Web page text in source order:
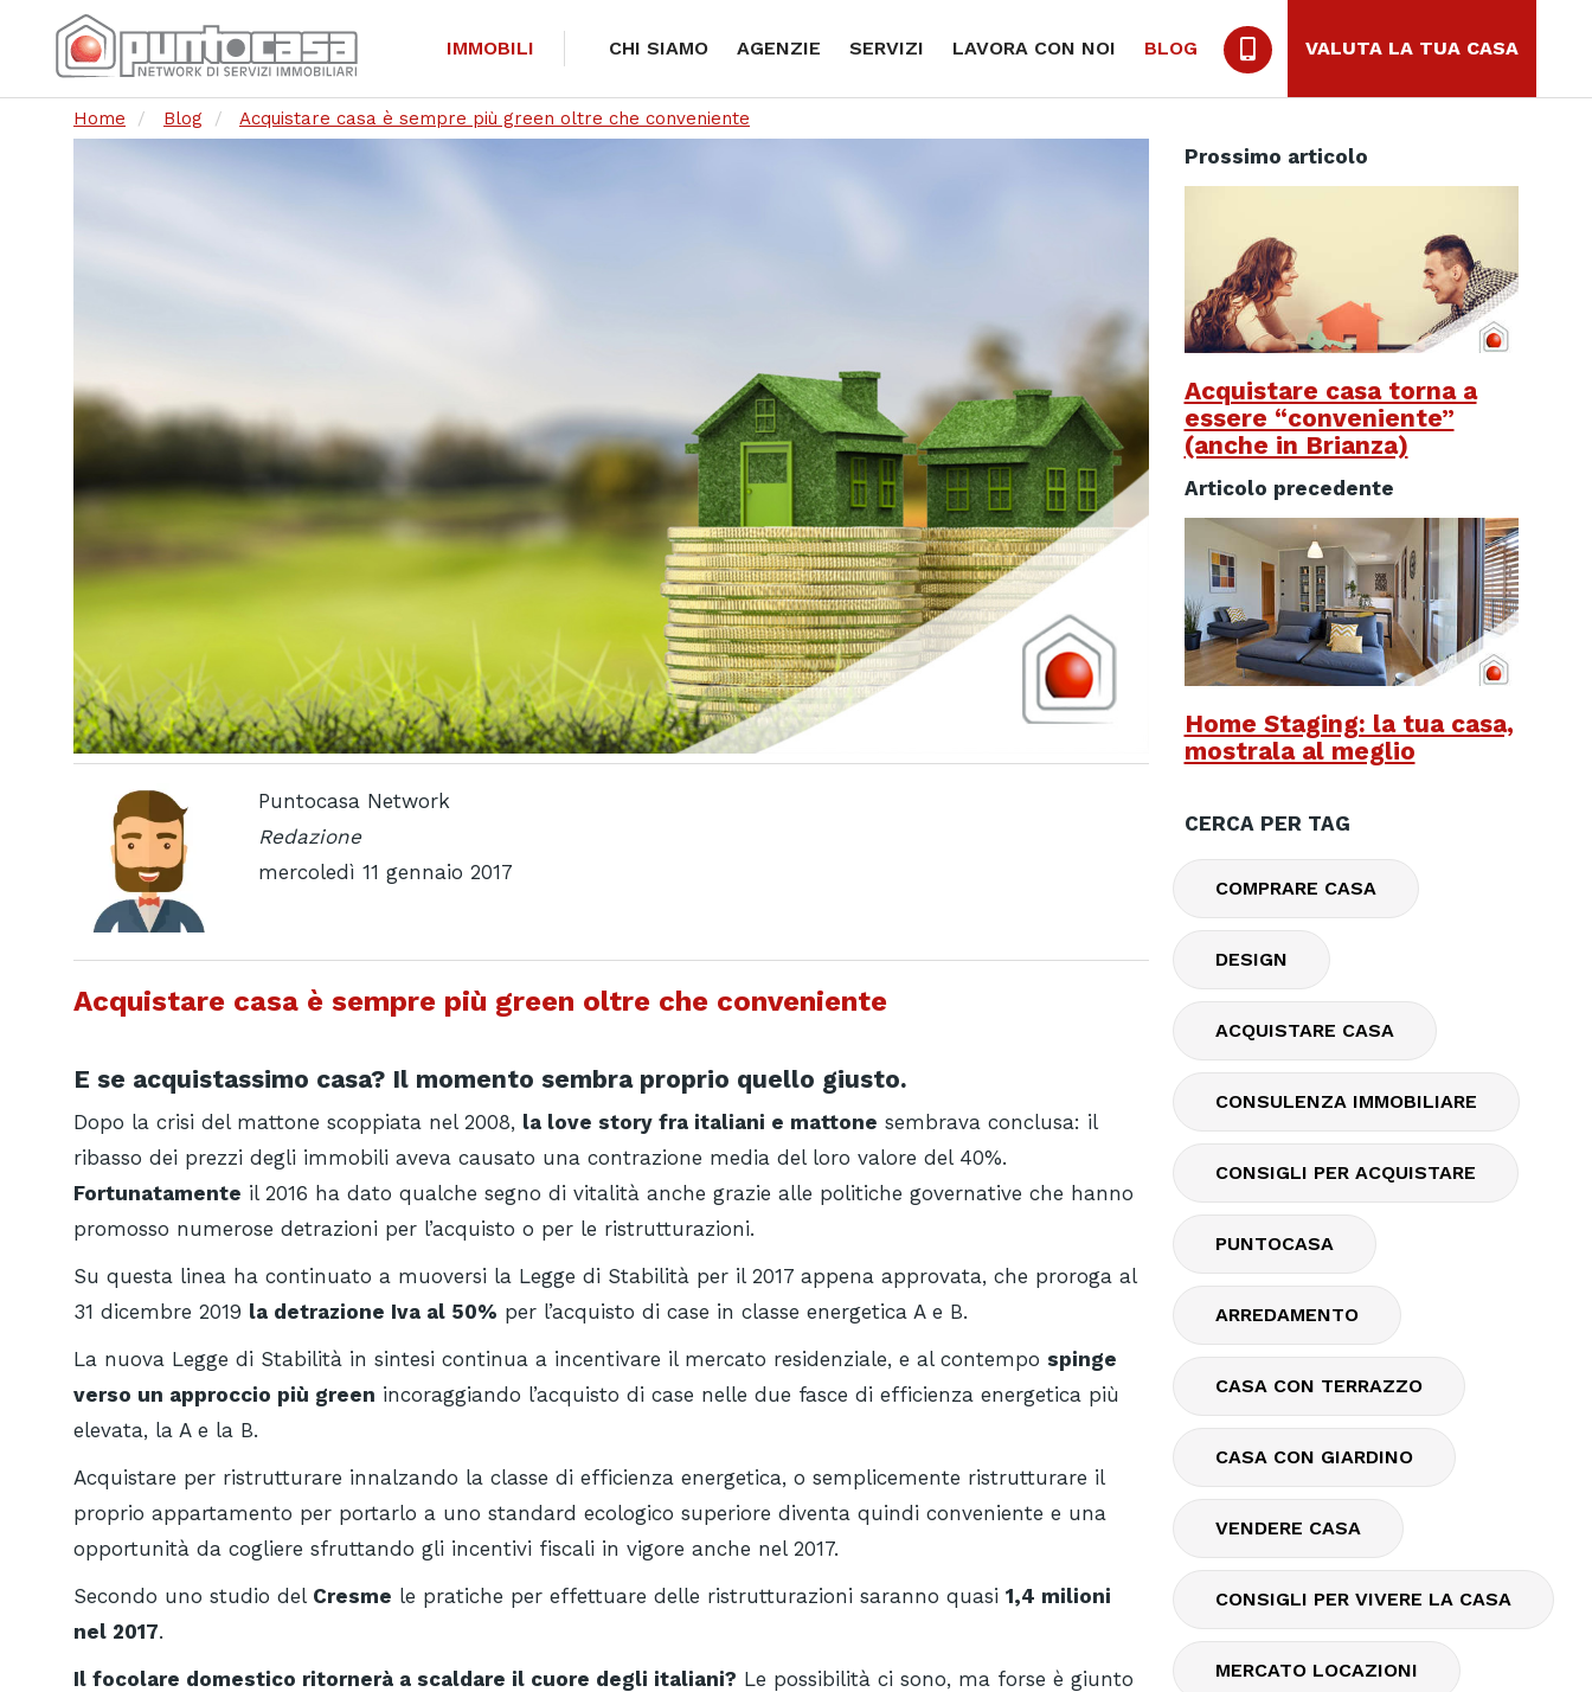
IMMOBILI CHI SIAMO AGENZIE SERVIZI LAVORA CON NOI BLOG VALUTA LA TUA CASA
Home Blog Acquistare casa è sempre più green oltre che conveniente
Puntocasa Network
Redazione
mercoledì 11 gennaio 2017
Acquistare casa è sempre più green oltre che conveniente
E se acquistassimo casa? Il momento sembra proprio quello giusto.
Dopo la crisi del mattone scoppiata nel 2008, la love story fra italiani e mattone sembrava conclusa: il
ribasso dei prezzi degli immobili aveva causato una contrazione media del loro valore del 40%.
Fortunatamente il 2016 ha dato qualche segno di vitalità anche grazie alle politiche governative che hanno
promosso numerose detrazioni per l’acquisto o per le ristrutturazioni.
Su questa linea ha continuato a muoversi la Legge di Stabilità per il 2017 appena approvata, che proroga al
31 dicembre 2019 la detrazione Iva al 50% per l’acquisto di case in classe energetica A e B.
La nuova Legge di Stabilità in sintesi continua a incentivare il mercato residenziale, e al contempo spinge
verso un approccio più green incoraggiando l’acquisto di case nelle due fasce di efficienza energetica più
elevata, la A e la B.
Acquistare per ristrutturare innalzando la classe di efficienza energetica, o semplicemente ristrutturare il
proprio appartamento per portarlo a uno standard ecologico superiore diventa quindi conveniente e una
opportunità da cogliere sfruttando gli incentivi fiscali in vigore anche nel 2017.
Secondo uno studio del Cresme le pratiche per effettuare delle ristrutturazioni saranno quasi 1,4 milioni
nel 2017.
Il focolare domestico ritornerà a scaldare il cuore degli italiani? Le possibilità ci sono, ma forse è giunto
Prossimo articolo
Acquistare casa torna a
essere “conveniente”
(anche in Brianza)
Articolo precedente
Home Staging: la tua casa,
mostrala al meglio
CERCA PER TAG
COMPRARE CASA
DESIGN
ACQUISTARE CASA
CONSULENZA IMMOBILIARE
CONSIGLI PER ACQUISTARE
PUNTOCASA
ARREDAMENTO
CASA CON TERRAZZO
CASA CON GIARDINO
VENDERE CASA
CONSIGLI PER VIVERE LA CASA
MERCATO LOCAZIONI